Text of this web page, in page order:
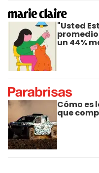
"Usted
un 44%
Cómo es
que